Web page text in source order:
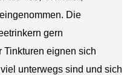
Die
gern
Tinkturen eignen sich
unterwegs sind und sich